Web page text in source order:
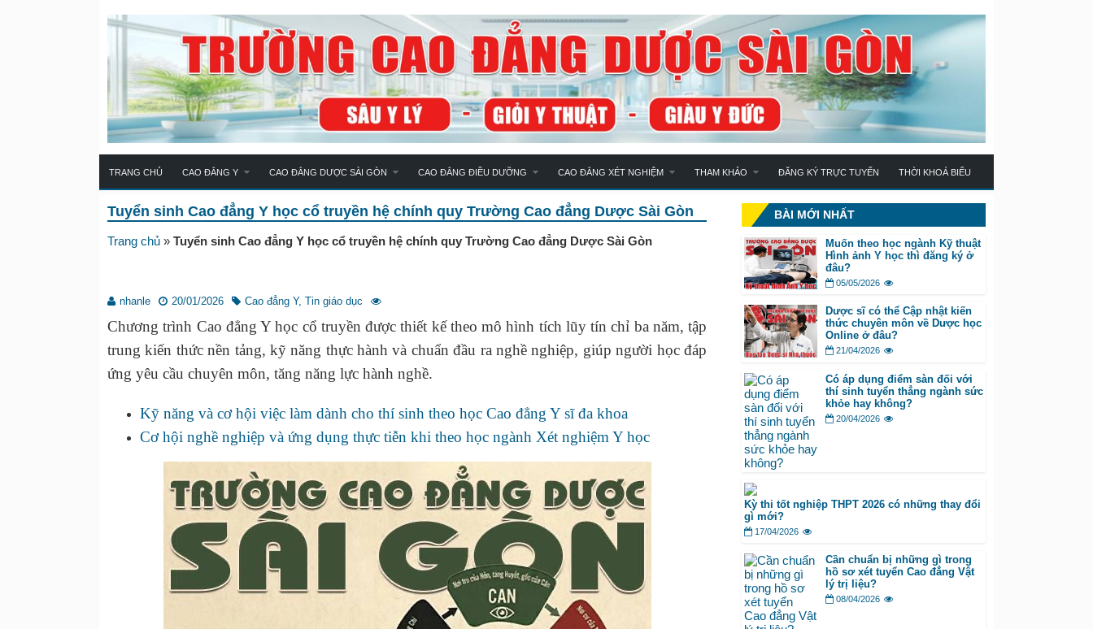
TRANG CHỦ CAO ĐẲNG Y CAO ĐẲNG DƯỢC SÀI GÒN CAO ĐẲNG ĐIỀU DƯỠNG CAO ĐẲNG XÉT NGHIỆM THAM KHẢO ĐĂNG KÝ TRỰC TUYẾN THỜI KHOÁ BIỂU
Tuyển sinh Cao đẳng Y học cổ truyền hệ chính quy Trường Cao đẳng Dược Sài Gòn
Trang chủ » Tuyển sinh Cao đẳng Y học cổ truyền hệ chính quy Trường Cao đẳng Dược Sài Gòn
nhanle 20/01/2026 Cao đẳng Y, Tin giáo dục
Chương trình Cao đẳng Y học cổ truyền được thiết kế theo mô hình tích lũy tín chỉ ba năm, tập
trung kiến thức nền tảng, kỹ năng thực hành và chuẩn đầu ra nghề nghiệp, giúp người học đáp
ứng yêu cầu chuyên môn, tăng năng lực hành nghề.
Kỹ năng và cơ hội việc làm dành cho thí sinh theo học Cao đẳng Y sĩ đa khoa
Cơ hội nghề nghiệp và ứng dụng thực tiễn khi theo học ngành Xét nghiệm Y học
BÀI MỚI NHẤT
Muốn theo học ngành Kỹ thuật
Hình ảnh Y học thì đăng ký ở
đâu?
05/05/2026
Dược sĩ có thể Cập nhật kiến
thức chuyên môn về Dược học
Online ở đâu?
21/04/2026
Có áp dụng điểm sàn đối với
thí sinh tuyển thẳng ngành sức
khỏe hay không?
20/04/2026
Kỳ thi tốt nghiệp THPT 2026 có những thay đổi
gì mới?
17/04/2026
Cần chuẩn bị những gì trong
hồ sơ xét tuyển Cao đẳng Vật
lý trị liệu?
08/04/2026